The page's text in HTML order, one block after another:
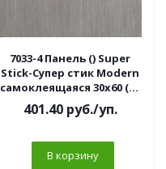
7033-4 Панель () Super
Stick-Супер стик Modern
самоклеящаяся 30х60 (10
шт/уп)
401.40руб./уп.
В корзину